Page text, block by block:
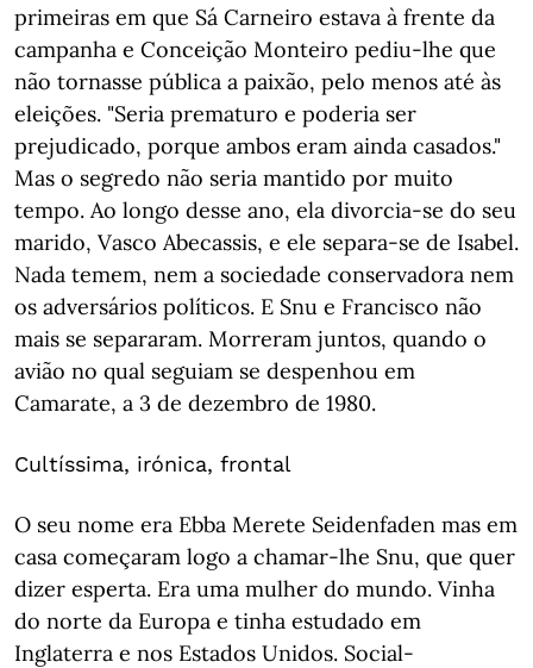
primeiras em que Sá Carneiro estava à frente da
campanha e Conceição Monteiro pediu-lhe que
não tornasse pública a paixão, pelo menos até às
eleições. "Seria prematuro e poderia ser
prejudicado, porque ambos eram ainda casados."
Mas o segredo não seria mantido por muito
tempo. Ao longo desse ano, ela divorcia-se do seu
marido, Vasco Abecassis, e ele separa-se de Isabel.
Nada temem, nem a sociedade conservadora nem
os adversários políticos. E Snu e Francisco não
mais se separaram. Morreram juntos, quando o
avião no qual seguiam se despenhou em
Camarate, a 3 de dezembro de 1980.
Cultíssima, irónica, frontal
O seu nome era Ebba Merete Seidenfaden mas em
casa começaram logo a chamar-lhe Snu, que quer
dizer esperta. Era uma mulher do mundo. Vinha
do norte da Europa e tinha estudado em
Inglaterra e nos Estados Unidos. Social-